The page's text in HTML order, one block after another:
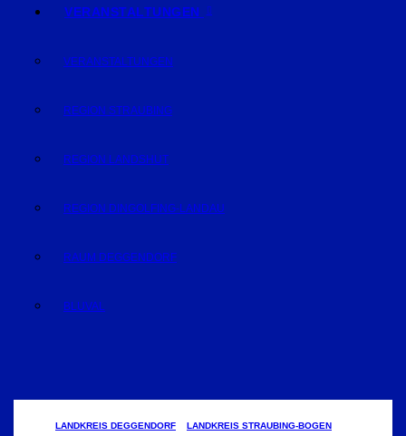
VERANSTALTUNGEN
VERANSTALTUNGEN
REGION STRAUBING
REGION LANDSHUT
REGION DINGOLFING-LANDAU
RAUM DEGGENDORF
BLUVAL
LANDKREIS DEGGENDORF
LANDKREIS STRAUBING-BOGEN